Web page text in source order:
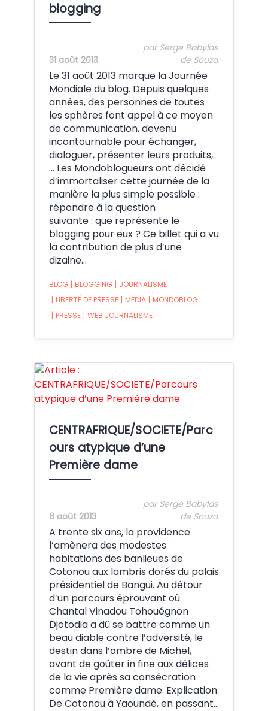
blogging
31 août 2013
par Serge Babylas
de Souza
Le 31 août 2013 marque la Journée
Mondiale du blog. Depuis quelques
années, des personnes de toutes
les sphères font appel à ce moyen
de communication, devenu
incontournable pour échanger,
dialoguer, présenter leurs produits,
… Les Mondoblogueurs ont décidé
d’immortaliser cette journée de la
manière la plus simple possible :
répondre à la question
suivante : que représente le
blogging pour eux ? Ce billet qui a vu
la contribution de plus d’une
dizaine…
BLOG | BLOGGING | JOURNALISME
| LIBERTÉ DE PRESSE | MÉDIA | MONDOBLOG
| PRESSE | WEB JOURNALISME
CENTRAFRIQUE/SOCIETE/Parc
ours atypique d’une
Première dame
6 août 2013
par Serge Babylas
de Souza
A trente six ans, la providence
l’amènera des modestes
habitations des banlieues de
Cotonou aux lambris dorés du palais
présidentiel de Bangui. Au détour
d’un parcours éprouvant où
Chantal Vinadou Tohouégnon
Djotodia a dû se battre comme un
beau diable contre l’adversité, le
destin dans l’ombre de Michel,
avant de goûter in fine aux délices
de la vie après sa consécration
comme Première dame. Explication.
De Cotonou à Yaoundé, en passant…